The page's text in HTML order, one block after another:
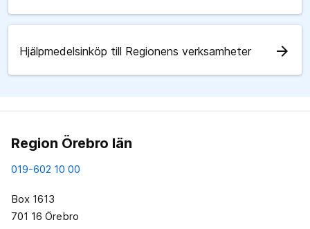
Hjälpmedelsinköp till Regionens verksamheter arrow_forward
Region Örebro län
019-602 10 00
Box 1613
701 16 Örebro